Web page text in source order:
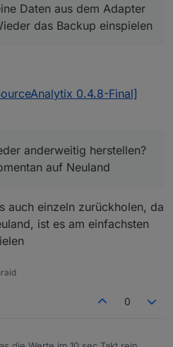
Daten aus dem Adapter
das Backup einspielen
0.4.8-Final]
anderweitig herstellen?
auf Neuland
auch einzeln zurückholen, da
ist es am einfachsten
0